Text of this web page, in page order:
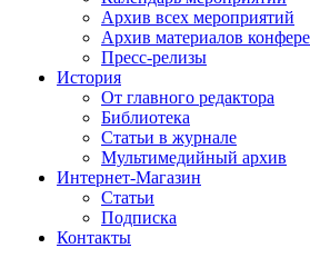
Архив всех мероприятий
Архив материалов
Пресс-релизы
История
От главного редактора
Библиотека
Статьи в журнале
Мультимедийный архив
Интернет-Магазин
Статьи
Подписка
Контакты